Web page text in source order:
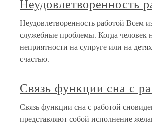
Неудовлетворенность
Неудовлетворенность работой Всем
служебные проблемы. Когда человек
неприятности на супруге или на
счастью.
Связь функции сна с
Связь функции сна с работой
представляют собой исполнение